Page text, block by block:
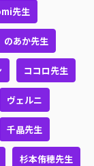
先生
のあか先生
ココロ先生
ヴェルニ
千晶先生
杉本侑穂先生